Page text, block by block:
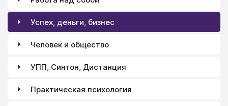
повырубал всю защиту и разогнал реактор до
кипения - покататься хотел, что ли? Теперь все наши
куры о двух головах и тощие, как геральдические
орлы.
Успех, деньги, бизнес
Человек и общество
УПП, Синтон, Дистанция
Практическая психология